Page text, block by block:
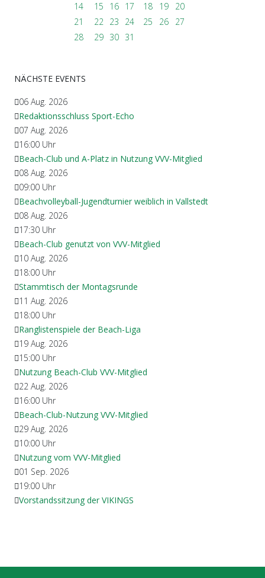
14
15 16 17 18 19
20
21
22 23 24 25 26
27
28
29 30 31
NÄCHSTE EVENTS
06 Aug. 2026
Redaktionsschluss Sport-Echo
07 Aug. 2026
16:00 Uhr
Beach-Club und A-Platz in Nutzung VVV-Mitglied
08 Aug. 2026
09:00 Uhr
Beachvolleyball-Jugendturnier weiblich in Vallstedt
08 Aug. 2026
17:30 Uhr
Beach-Club genutzt von VVV-Mitglied
10 Aug. 2026
18:00 Uhr
Stammtisch der Montagsrunde
11 Aug. 2026
18:00 Uhr
Ranglistenspiele der Beach-Liga
19 Aug. 2026
15:00 Uhr
Nutzung Beach-Club VVV-Mitglied
22 Aug. 2026
16:00 Uhr
Beach-Club-Nutzung VVV-Mitglied
29 Aug. 2026
10:00 Uhr
Nutzung vom VVV-Mitglied
01 Sep. 2026
19:00 Uhr
Vorstandssitzung der VIKINGS